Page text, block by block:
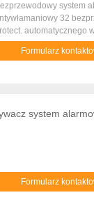
alarmowy Wireless
4 strefy
alarmowy, każdy
ochronne mogą być
straży niezależnie 2) pomoc w
zdalne ramienia
numer telefonu, a to
centrum monitorowania
system
32 bezprzewodowych stref
wybierania 6 grup NOS.
bubel niezawodna jakość Cechy: 1.
Ochrona różne strefy: 32
czujniki, które
odebraniu komunikatu
akumulator do tworzenia kopii
Formularz
system
Formularz